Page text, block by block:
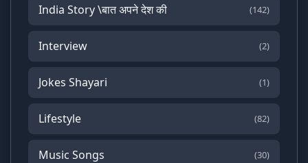
India Story \बात अपने देश की (142)
Interview (2)
Jokes Shayari (1)
Lifestyle (82)
Music Songs (30)